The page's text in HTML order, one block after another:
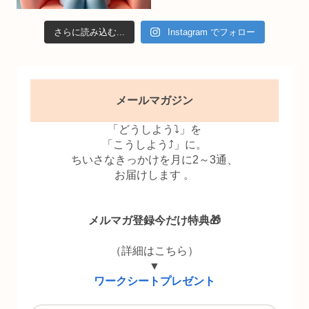
さらに読み込む... Instagram でフォロー
メールマガジン
「どうしよう⤵」を
「こうしよう⤴」に。
ちいさなきっかけを月に2～3通、
お届けします 。
メルマガ登録今だけ特典🎁
（詳細はこちら）
▼
ワークシートプレゼント